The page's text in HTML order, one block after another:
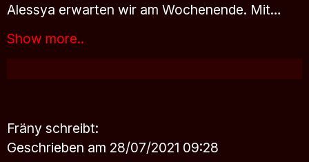
Alessya erwarten wir am Wochenende. Mit…
Show more..
Fräny schreibt:
Geschrieben am 28/07/2021 09:28